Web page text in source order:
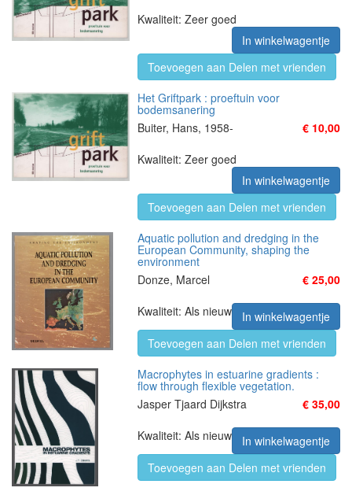
Kwaliteit: Zeer goed
In winkelwagentje
Toevoegen aan Delen met vrienden
Het Griftpark : proeftuin voor
bodemsanering
Buiter, Hans, 1958-
€ 10,00
Kwaliteit: Zeer goed
In winkelwagentje
Toevoegen aan Delen met vrienden
Aquatic pollution and dredging in the
European Community, shaping the
environment
Donze, Marcel
€ 25,00
Kwaliteit: Als nieuw
In winkelwagentje
Toevoegen aan Delen met vrienden
Macrophytes in estuarine gradients :
flow through flexible vegetation.
Jasper Tjaard Dijkstra
€ 35,00
Kwaliteit: Als nieuw
In winkelwagentje
Toevoegen aan Delen met vrienden